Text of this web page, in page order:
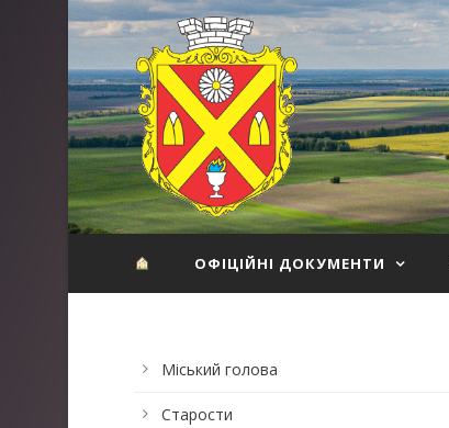
ОФІЦІЙНІ ДОКУМЕНТИ
Міський голова
Старости